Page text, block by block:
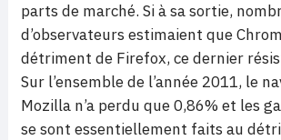
parts de marché. Si à sa sortie,
d’observateurs estimaient que
détriment de Firefox, ce dernier
Sur l’ensemble de l’année 2011, le
Mozilla n’a perdu que 0,86% et les
se sont essentiellement faits au